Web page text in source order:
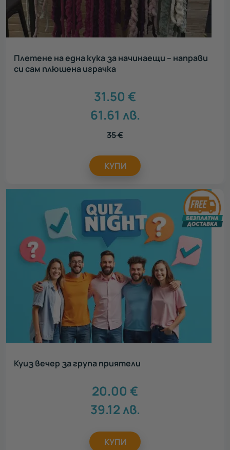
Плетене на една кука за начинаещи – направи
си сам плюшена играчка
31.50 €
61.61 лв.
35€
КУПИ
Куиз вечер за група приятели
20.00 €
39.12лв.
КУПИ